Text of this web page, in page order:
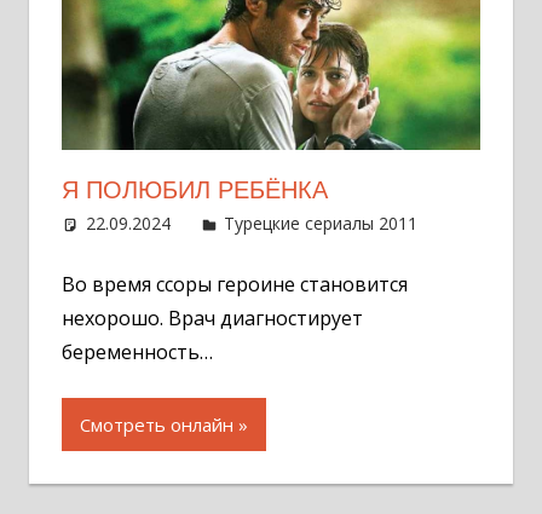
Я ПОЛЮБИЛ РЕБЁНКА
22.09.2024 Администратор
Турецкие сериалы 2011
Во время ссоры героине становится
нехорошо. Врач диагностирует
беременность…
Смотреть онлайн